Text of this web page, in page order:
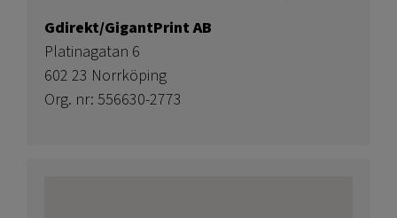
Gdirekt/GigantPrint AB
Platinagatan 6
602 23 Norrköping
Org. nr: 556630-2773